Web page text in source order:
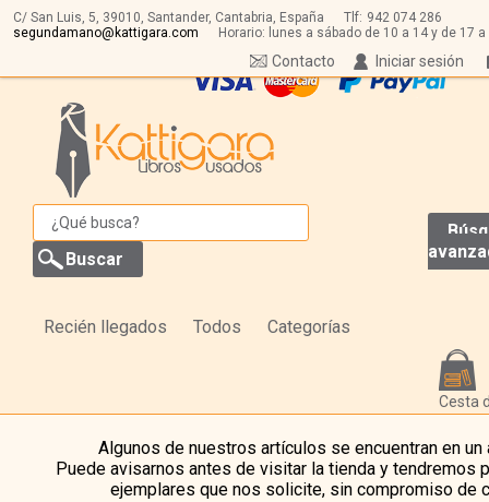
C/ San Luis, 5, 39010, Santander, Cantabria, España Tlf: 942 074 286
segundamano@kattigara.com
Horario: lunes a sábado de 10 a 14 y de 17 a
Iniciar sesión
Contacto
Recién llegados Todos Categorías
Cesta
Algunos de nuestros artículos se encuentran en un
Puede avisarnos antes de visitar la tienda y tendremos
ejemplares que nos solicite, sin compromiso de